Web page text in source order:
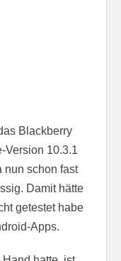
Blackberry
Version 10.3.1
nun schon fast
Damit hätte
getestet habe
Apps.